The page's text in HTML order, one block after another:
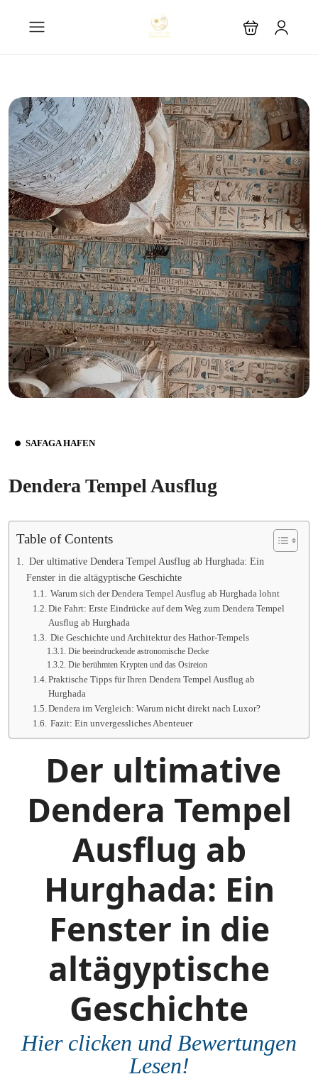
SAFAGA HAFEN
Dendera Tempel Ausflug
Table of Contents
Der ultimative Dendera Tempel Ausflug ab Hurghada: Ein
Fenster in die altägyptische Geschichte
Warum sich der Dendera Tempel Ausflug ab Hurghada lohnt
Die Fahrt: Erste Eindrücke auf dem Weg zum Dendera Tempel
Ausflug ab Hurghada
Die Geschichte und Architektur des Hathor-Tempels
Die beeindruckende astronomische Decke
Die berühmten Krypten und das Osireion
Praktische Tipps für Ihren Dendera Tempel Ausflug ab
Hurghada
Dendera im Vergleich: Warum nicht direkt nach Luxor?
Fazit: Ein unvergessliches Abenteuer
Der ultimative
Dendera Tempel
Ausflug ab
Hurghada: Ein
Fenster in die
altägyptische
Geschichte
Hier clicken und Bewertungen
Lesen!